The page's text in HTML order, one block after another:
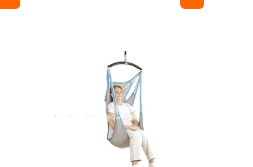
Do 95% dofinansowania